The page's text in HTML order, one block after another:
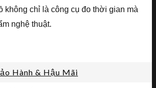
không chỉ là công cụ đo thời gian mà
nghệ thuật.
Hành & Hậu Mãi